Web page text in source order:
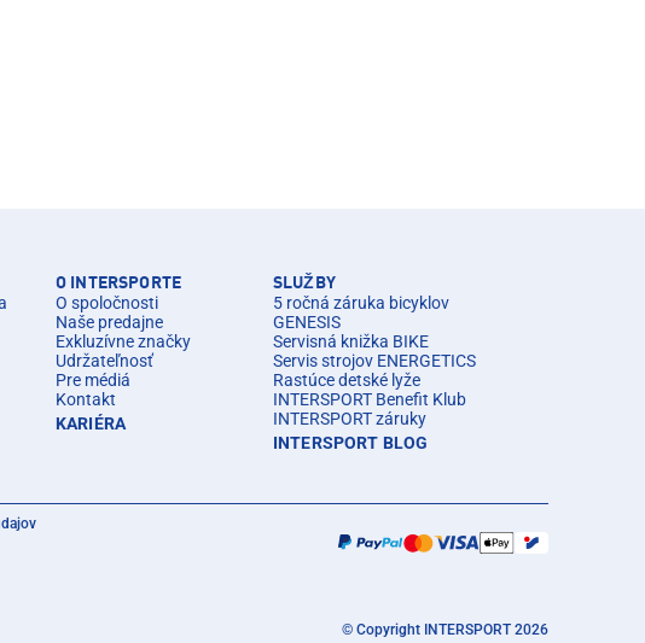
O INTERSPORTE
O spoločnosti
Naše predajne
Exkluzívne značky
Udržateľnosť
Pre médiá
Kontakt
KARIÉRA
SLUŽBY
5 ročná záruka bicyklov
GENESIS
Servisná knižka BIKE
Servis strojov ENERGETICS
Rastúce detské lyže
INTERSPORT Benefit Klub
INTERSPORT záruky
INTERSPORT BLOG
© Copyright INTERSPORT 2026